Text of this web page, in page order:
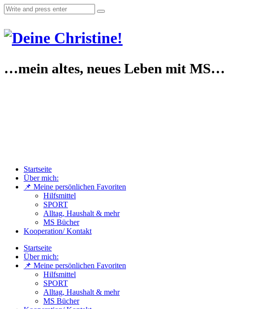
…mein altes, neues Leben mit MS…
Startseite
Über mich:
📌 Meine persönlichen Favoriten
Hilfsmittel
SPORT
Alltag, Haushalt & mehr
MS Bücher
Kooperation/ Kontakt
Startseite
Über mich:
📌 Meine persönlichen Favoriten
Hilfsmittel
SPORT
Alltag, Haushalt & mehr
MS Bücher